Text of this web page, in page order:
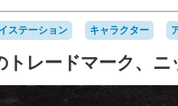
ステーション キャラクター
トレードマーク、ニ